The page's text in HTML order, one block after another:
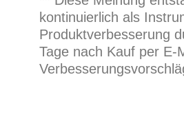
kontinuierlich als
Produktverbesserung
Tage nach Kauf per E-